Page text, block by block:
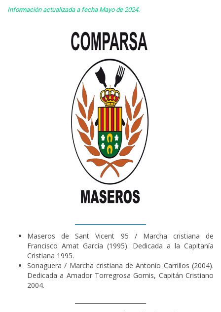
Información actualizada a fecha Mayo de 2024.
Maseros de Sant Vicent 95 / Marcha cristiana de
Francisco Amat García (1995). Dedicada a la Capitanía
Cristiana 1995.
Sonaguera / Marcha cristiana de Antonio Carrillos (2004).
Dedicada a Amador Torregrosa Gomis, Capitán Cristiano
2004.